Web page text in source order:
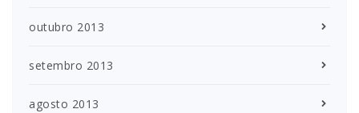
outubro 2013
setembro 2013
agosto 2013